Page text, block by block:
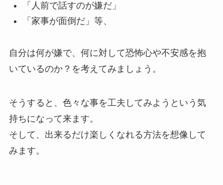
「人前で話すのが嫌だ」
「家事が面倒だ」等、
自分は何が嫌で、何に対して恐怖心や不安感を抱
いているのか？を考えてみましょう。
そうすると、色々な事を工夫してみようという気
持ちになって来ます。
そして、出来るだけ楽しくなれる方法を想像して
みます。